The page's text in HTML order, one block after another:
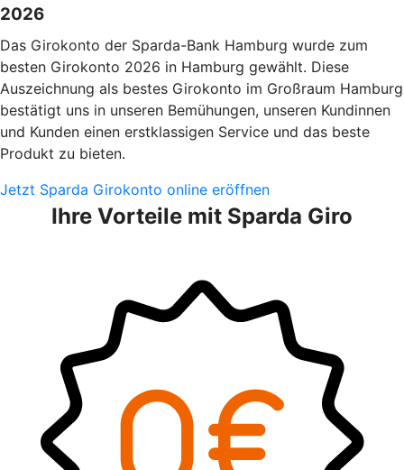
2026
Das Girokonto der Sparda-Bank Hamburg wurde zum
besten Girokonto 2026 in Hamburg gewählt. Diese
Auszeichnung als bestes Girokonto im Großraum Hamburg
bestätigt uns in unseren Bemühungen, unseren Kundinnen
und Kunden einen erstklassigen Service und das beste
Produkt zu bieten.
Jetzt Sparda Girokonto online eröffnen
Ihre Vorteile mit Sparda Giro